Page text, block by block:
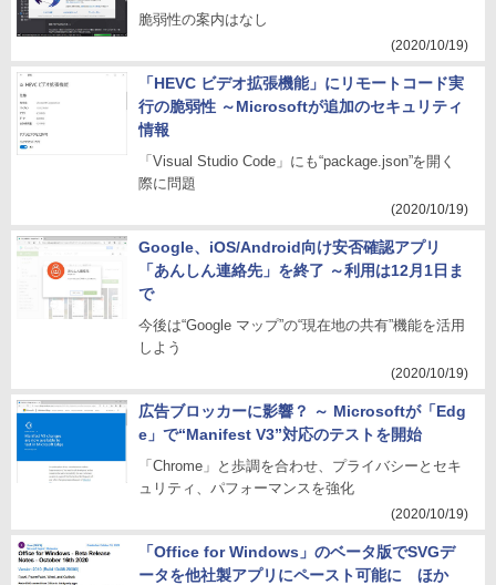
脆弱性の案内はなし
(2020/10/19)
「HEVC ビデオ拡張機能」にリモートコード実
行の脆弱性 ～Microsoftが追加のセキュリティ
情報
「Visual Studio Code」にも“package.json”を開く
際に問題
(2020/10/19)
Google、iOS/Android向け安否確認アプリ
「あんしん連絡先」を終了 ～利用は12月1日ま
で
今後は“Google マップ”の“現在地の共有”機能を活用
しよう
(2020/10/19)
広告ブロッカーに影響？ ～ Microsoftが「Edg
e」で“Manifest V3”対応のテストを開始
「Chrome」と歩調を合わせ、プライバシーとセキ
ュリティ、パフォーマンスを強化
(2020/10/19)
「Office for Windows」のベータ版でSVGデ
ータを他社製アプリにペースト可能に ほか